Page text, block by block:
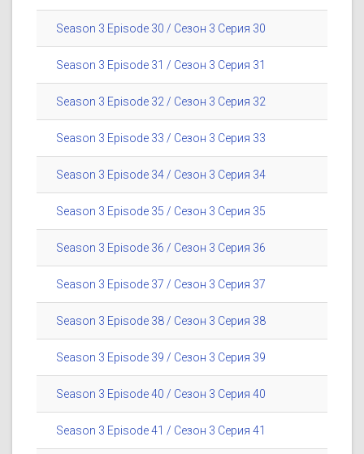
Season 3 Episode 30 / Сезон 3 Серия 30
Season 3 Episode 31 / Сезон 3 Серия 31
Season 3 Episode 32 / Сезон 3 Серия 32
Season 3 Episode 33 / Сезон 3 Серия 33
Season 3 Episode 34 / Сезон 3 Серия 34
Season 3 Episode 35 / Сезон 3 Серия 35
Season 3 Episode 36 / Сезон 3 Серия 36
Season 3 Episode 37 / Сезон 3 Серия 37
Season 3 Episode 38 / Сезон 3 Серия 38
Season 3 Episode 39 / Сезон 3 Серия 39
Season 3 Episode 40 / Сезон 3 Серия 40
Season 3 Episode 41 / Сезон 3 Серия 41